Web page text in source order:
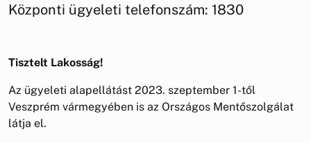
Központi ügyeleti telefonszám: 1830
Tisztelt Lakosság!
Az ügyeleti alapellátást 2023. szeptember 1-től
Veszprém vármegyében is az Országos Mentőszolgálat
látja el.